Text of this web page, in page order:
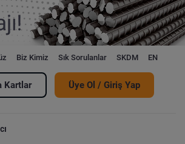
Biz Kimiz Sık Sorulanlar SKDM EN
Kartlar Üye Ol / Giriş Yap